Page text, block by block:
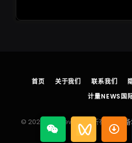
首页 关于我们 联系我们
计量NEWS国
© 2026 计量News 版权所有 浙ICP